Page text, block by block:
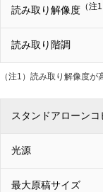
読み取り解像度 （注1
読み取り階調
（注1） 読み取り解像度が
スタンドアローン
光源
最大原稿サイズ